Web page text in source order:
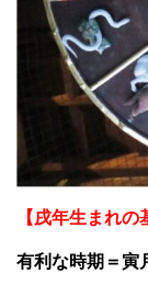
【戌年生まれの
有利な時期＝寅